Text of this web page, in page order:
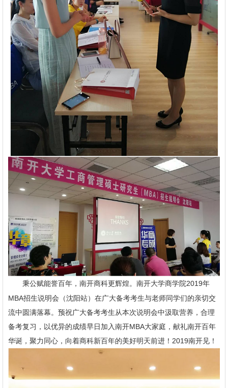
秉公赋能誉百年，南开商科更辉煌。南开大学商学院2019年
MBA招生说明会（沈阳站）在广大备考考生与老师同学们的亲切交
流中圆满落幕。预祝广大备考考生从本次说明会中汲取营养，合理
备考复习，以优异的成绩早日加入南开MBA大家庭，献礼南开百年
华诞，聚力同心，向着商科新百年的美好明天前进！2019南开见！